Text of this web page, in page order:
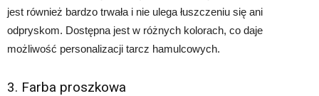
jest również bardzo trwała i nie ulega łuszczeniu się ani
odpryskom. Dostępna jest w różnych kolorach, co daje
możliwość personalizacji tarcz hamulcowych.
3. Farba proszkowa